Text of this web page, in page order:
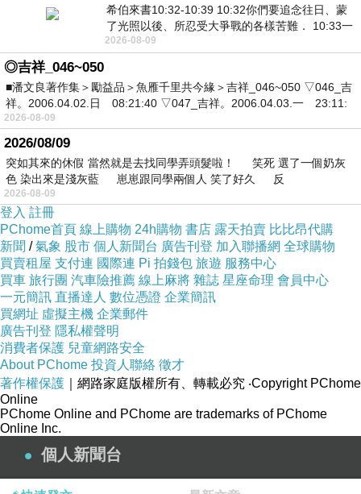
希伯來書10:32-10:39 10:32你們要追念往日、蒙
了光照以後、所忍受大爭戰的各樣苦難． 10:33一
面被毀謗、遭患難、成了戲景、叫眾人
2026-08-09
◎吉祥_046~050
■潘文良著作集＞勵益品＞魚雁千里共今緣＞吉祥_046~050 ▽046_吉
祥。2006.04.02.日 08:21:40 ▽047_吉祥。2006.04.03.一 23:11:
2026-08-09
2026/08/09
突如其來的休假 當然就是去找同學弄頭髮啦！ 笑死 選了一個奶灰
色 染出來是淺灰藍 崽崽跟同學兩個人 笑了好久 反
2026-08-09
登入 註冊
PChome首頁 線上購物 24h購物 書店 露天拍賣 比比昂代購
新聞 /氣象 股市 個人新聞台 廣告刊登 加入聯播網 全球購物
買賣租屋 支付連 國際連 Pi 拍錢包 旅遊 服務中心
買車 旅行團 汽車險推薦 線上麻將 雜誌 星座命理 會員中心
一元簡訊 直播達人 數位憑證 企業簡訊
買網址 虛擬主機 企業郵件
廣告刊登 隱私權聲明
消費者保護 兒童網路安全
About PChome 投資人聯絡 徵才
著作權保護 ｜網路家庭版權所有、轉載必究 ‧Copyright PChome
Online
PChome Online and PChome are trademarks of PChome
Online Inc.
個人新聞台